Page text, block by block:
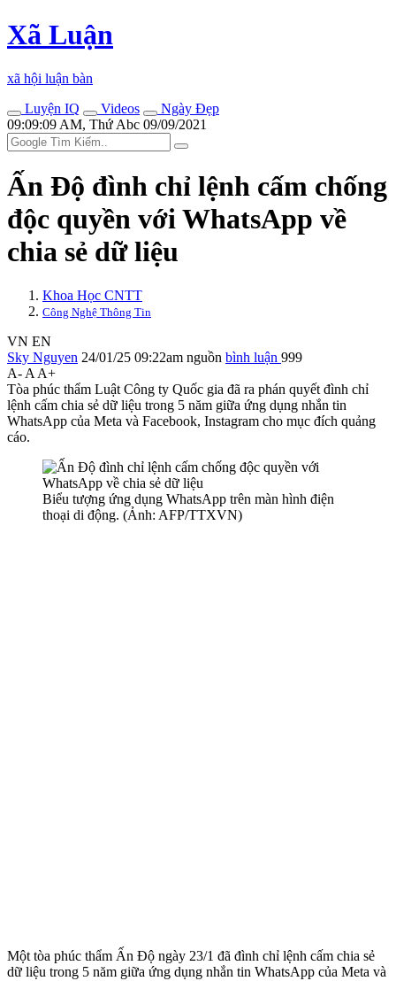
Xã Luận
xã hội luận bàn
Luyện IQ
Videos
Ngày Đẹp
09:09:09 AM, Thứ Abc 09/09/2021
Ấn Độ đình chỉ lệnh cấm chống
độc quyền với WhatsApp về
chia sẻ dữ liệu
Khoa Học CNTT
Công Nghệ Thông Tin
VN EN
Sky Nguyen 24/01/25 09:22am nguồn bình luận 999
A- A A+
Tòa phúc thẩm Luật Công ty Quốc gia đã ra phán quyết đình chỉ
lệnh cấm chia sẻ dữ liệu trong 5 năm giữa ứng dụng nhắn tin
WhatsApp của Meta và Facebook, Instagram cho mục đích quảng
cáo.
Biểu tượng ứng dụng WhatsApp trên màn hình điện
thoại di động. (Ảnh: AFP/TTXVN)
Một tòa phúc thẩm Ấn Độ ngày 23/1 đã đình chỉ lệnh cấm chia sẻ
dữ liệu trong 5 năm giữa ứng dụng nhắn tin WhatsApp của Meta và